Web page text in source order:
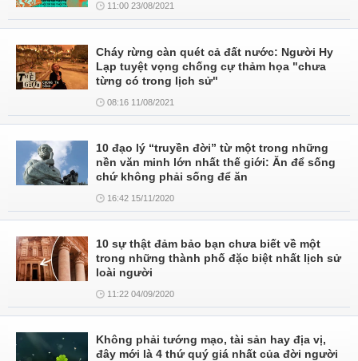
11:00 23/08/2021
Cháy rừng càn quét cả đất nước: Người Hy
Lạp tuyệt vọng chống cự thảm họa "chưa
từng có trong lịch sử"
08:16 11/08/2021
10 đạo lý “truyền đời” từ một trong những
nền văn minh lớn nhất thế giới: Ăn để sống
chứ không phải sống để ăn
16:42 15/11/2020
10 sự thật đảm bảo bạn chưa biết về một
trong những thành phố đặc biệt nhất lịch sử
loài người
11:22 04/09/2020
Không phải tướng mạo, tài sản hay địa vị,
đây mới là 4 thứ quý giá nhất của đời người